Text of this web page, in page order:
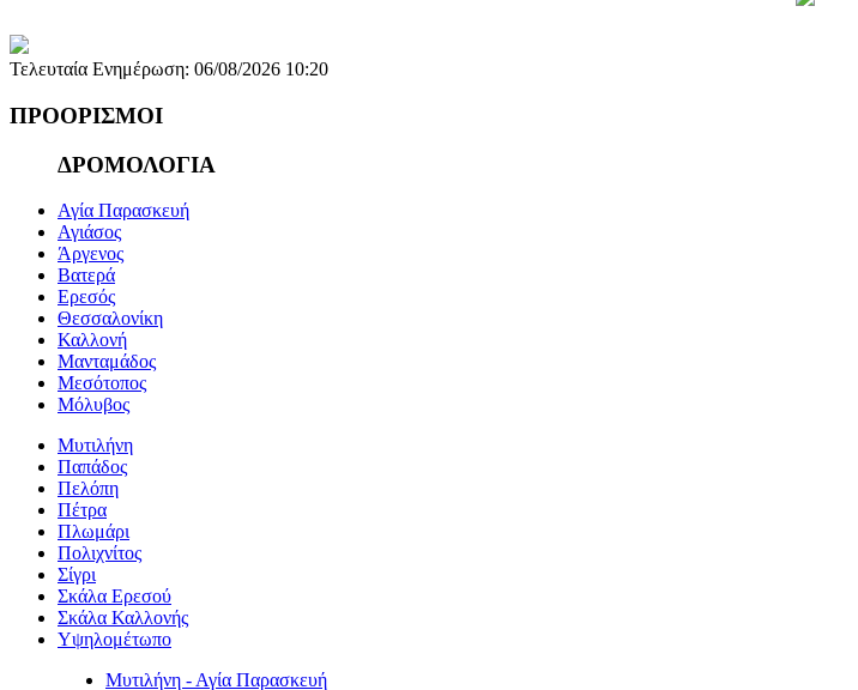
Τελευταία Ενημέρωση: 06/08/2026 10:20
ΠΡΟΟΡΙΣΜΟΙ
ΔΡΟΜΟΛΟΓΙΑ
Αγία Παρασκευή
Αγιάσος
Άργενος
Βατερά
Ερεσός
Θεσσαλονίκη
Καλλονή
Μανταμάδος
Μεσότοπος
Μόλυβος
Μυτιλήνη
Παπάδος
Πελόπη
Πέτρα
Πλωμάρι
Πολιχνίτος
Σίγρι
Σκάλα Ερεσού
Σκάλα Καλλονής
Υψηλομέτωπο
Μυτιλήνη - Αγία Παρασκευή